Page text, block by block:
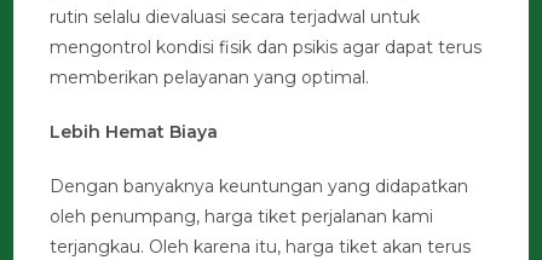
rutin selalu dievaluasi secara terjadwal untuk
mengontrol kondisi fisik dan psikis agar dapat terus
memberikan pelayanan yang optimal.
Lebih Hemat Biaya
Dengan banyaknya keuntungan yang didapatkan
oleh penumpang, harga tiket perjalanan kami
terjangkau. Oleh karena itu, harga tiket akan terus